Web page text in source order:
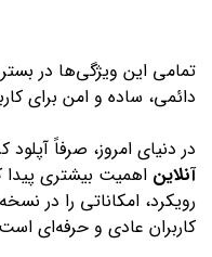
تمامی این ویژگی‌ها در
دائمی، ساده و امن برای
در دنیای امروز، صرفاً
آنلاین اهمیت بیشتری پیدا
کاربران عادی و حرفه‌ای